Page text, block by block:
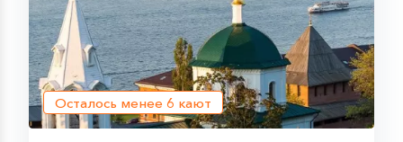
Осталось менее 6 кают